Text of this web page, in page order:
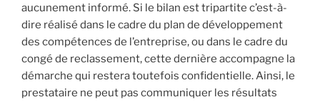
aucunement informé. Si le bilan est tripartite c’est-à-
dire réalisé dans le cadre du plan de développement
des compétences de l’entreprise, ou dans le cadre du
congé de reclassement, cette dernière accompagne la
démarche qui restera toutefois confidentielle. Ainsi, le
prestataire ne peut pas communiquer les résultats